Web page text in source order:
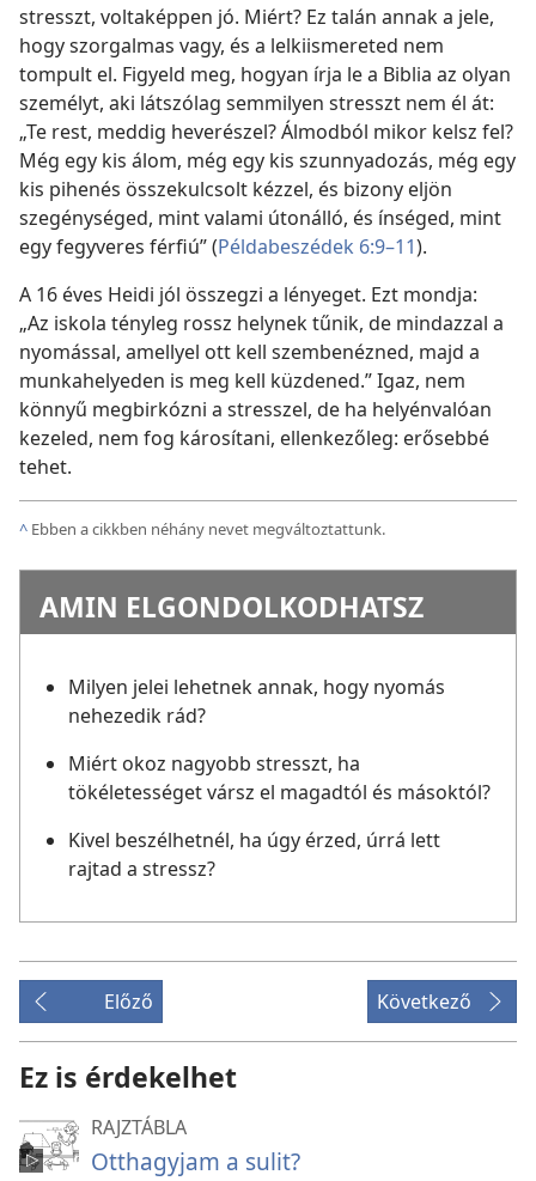
stresszt, voltaképpen jó. Miért? Ez talán annak a jele,
hogy szorgalmas vagy, és a lelkiismereted nem
tompult el. Figyeld meg, hogyan írja le a Biblia az olyan
személyt, aki látszólag semmilyen stresszt nem él át:
„Te rest, meddig heverészel? Álmodból mikor kelsz fel?
Még egy kis álom, még egy kis szunnyadozás, még egy
kis pihenés összekulcsolt kézzel, és bizony eljön
szegénységed, mint valami útonálló, és ínséged, mint
egy fegyveres férfiú” (Példabeszédek 6:9–11).
A 16 éves Heidi jól összegzi a lényeget. Ezt mondja:
„Az iskola tényleg rossz helynek tűnik, de mindazzal a
nyomással, amellyel ott kell szembenézned, majd a
munkahelyeden is meg kell küzdened.” Igaz, nem
könnyű megbirkózni a stresszel, de ha helyénvalóan
kezeled, nem fog károsítani, ellenkezőleg: erősebbé
tehet.
^ Ebben a cikkben néhány nevet megváltoztattunk.
AMIN ELGONDOLKODHATSZ
Milyen jelei lehetnek annak, hogy nyomás
nehezedik rád?
Miért okoz nagyobb stresszt, ha
tökéletességet vársz el magadtól és másoktól?
Kivel beszélhetnél, ha úgy érzed, úrrá lett
rajtad a stressz?
Előző Következő
Ez is érdekelhet
RAJZTÁBLA
Otthagyjam a sulit?